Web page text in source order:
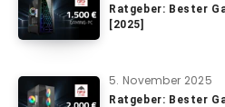
Ratgeber: Bester
[2025]
5. November 2025
Ratgeber: Bester